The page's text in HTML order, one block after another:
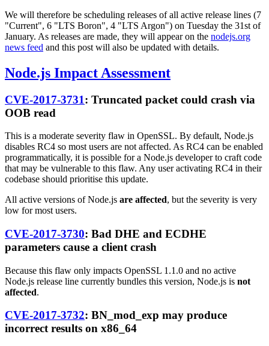
We will therefore be scheduling releases of all active release lines (7
"Current", 6 "LTS Boron", 4 "LTS Argon") on Tuesday the 31st of
January. As releases are made, they will appear on the nodejs.org
news feed and this post will also be updated with details.
Node.js Impact Assessment
CVE-2017-3731: Truncated packet could crash via
OOB read
This is a moderate severity flaw in OpenSSL. By default, Node.js
disables RC4 so most users are not affected. As RC4 can be enabled
programmatically, it is possible for a Node.js developer to craft code
that may be vulnerable to this flaw. Any user activating RC4 in their
codebase should prioritise this update.
All active versions of Node.js are affected, but the severity is very
low for most users.
CVE-2017-3730: Bad DHE and ECDHE
parameters cause a client crash
Because this flaw only impacts OpenSSL 1.1.0 and no active
Node.js release line currently bundles this version, Node.js is not
affected.
CVE-2017-3732: BN_mod_exp may produce
incorrect results on x86_64